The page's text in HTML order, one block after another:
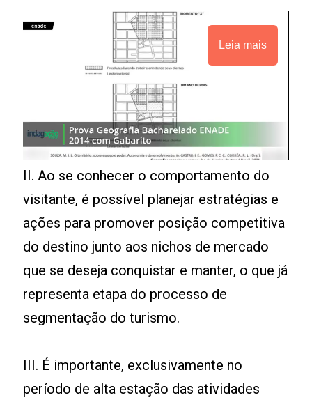
Leia mais
II. Ao se conhecer o comportamento do
visitante, é possível planejar estratégias e
ações para promover posição competitiva
do destino junto aos nichos de mercado
que se deseja conquistar e manter, o que já
representa etapa do processo de
segmentação do turismo.
III. É importante, exclusivamente no
período de alta estação das atividades